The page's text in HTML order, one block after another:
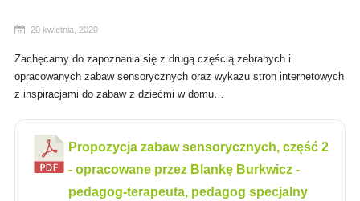
20 kwietnia, 2020
Zachęcamy do zapoznania się z drugą częścią zebranych i
opracowanych zabaw sensorycznych oraz wykazu stron internetowych
z inspiracjami do zabaw z dziećmi w domu…
Propozycja zabaw sensorycznych, część 2
- opracowane przez Blankę Burkwicz -
pedagog-terapeuta, pedagog specjalny